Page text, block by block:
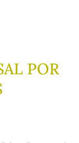
POR